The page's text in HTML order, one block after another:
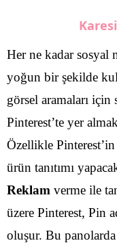
Her ne kadar sosyal
yoğun bir şekilde
görsel aramaları
Pinterest’te yer
Özellikle
ürün tanıtımı
Reklam verme ile
üzere Pinterest, Pin
oluşur. Bu panolarda